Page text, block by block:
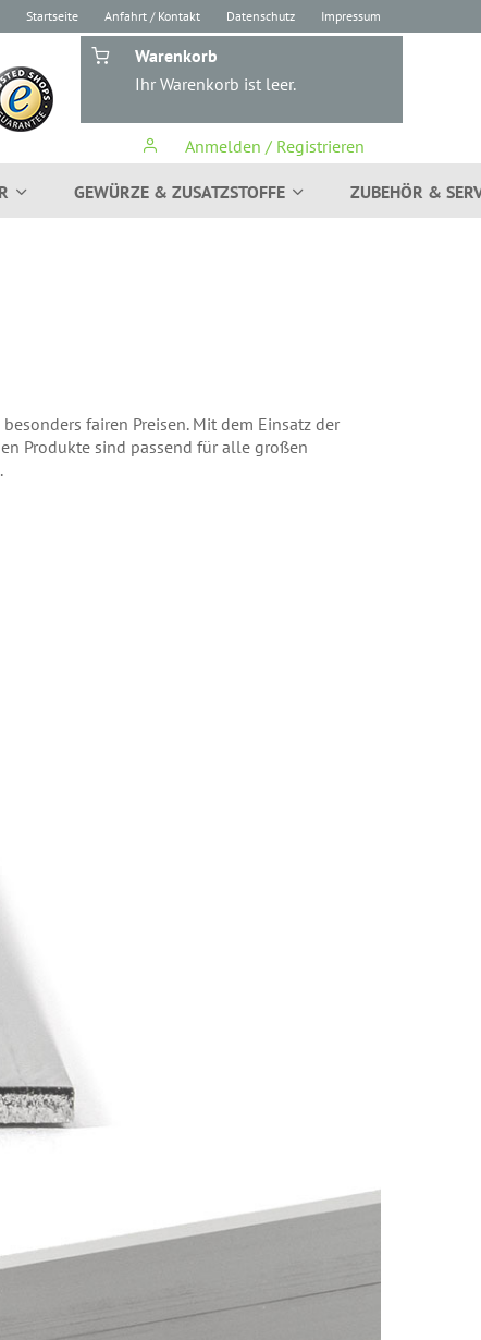
Startseite Anfahrt / Kontakt Datenschutz Impressum
Anmelden / Registrieren
Warenkorb
Ihr Warenkorb ist leer.
GEWÜRZE & ZUSATZSTOFFE ZUBEHÖR &
fairen Preisen. Mit dem Einsatz der
Produkte sind passend für alle großen